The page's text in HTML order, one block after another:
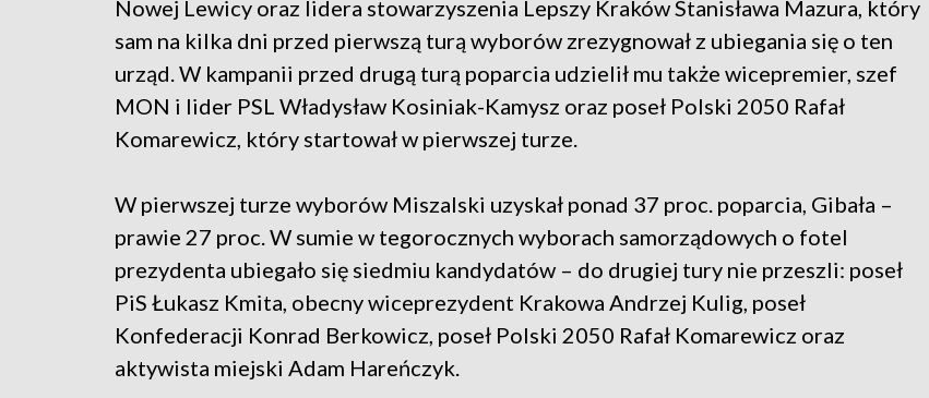
Nowej Lewicy oraz lidera stowarzyszenia Lepszy Kraków Stanisława Mazura, który
sam na kilka dni przed pierwszą turą wyborów zrezygnował z ubiegania się o ten
urząd. W kampanii przed drugą turą poparcia udzielił mu także wicepremier, szef
MON i lider PSL Władysław Kosiniak-Kamysz oraz poseł Polski 2050 Rafał
Komarewicz, który startował w pierwszej turze.
W pierwszej turze wyborów Miszalski uzyskał ponad 37 proc. poparcia, Gibała –
prawie 27 proc. W sumie w tegorocznych wyborach samorządowych o fotel
prezydenta ubiegało się siedmiu kandydatów – do drugiej tury nie przeszli: poseł
PiS Łukasz Kmita, obecny wiceprezydent Krakowa Andrzej Kulig, poseł
Konfederacji Konrad Berkowicz, poseł Polski 2050 Rafał Komarewicz oraz
aktywista miejski Adam Hareńczyk.